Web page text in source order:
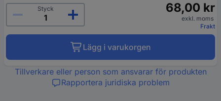
Styck
68,00 kr
exkl. moms
Frakt
Lägg i varukorgen
Tillverkare eller person som ansvarar för produkten
Rapportera juridiska problem